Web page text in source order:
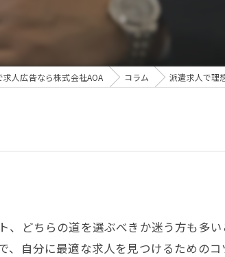
求人広告なら株式会社AOA コラム 派遣求人で理
どちらの道を選ぶべきか迷う方も多
自分に最適な求人を見つけるための